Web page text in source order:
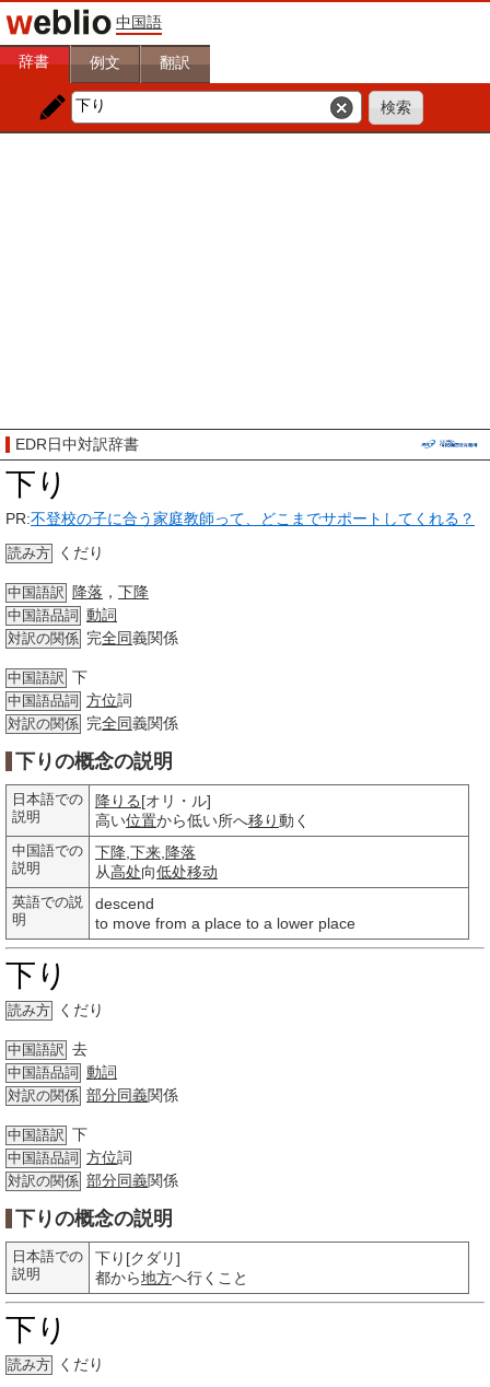
中国語
辞書 例文 翻訳
EDR日中対訳辞書
下り
PR:不登校の子に合う家庭教師って、どこまでサポートしてくれる？
読み方 くだり
中国語訳 降落 ， 下降
中国語品詞 動詞
対訳の関係 完全同義関係
中国語訳 下
中国語品詞 方位詞
対訳の関係 完全同義関係
下りの概念の説明
日本語での
説明
降りる[オリ・ル]
高い位置から低い所へ移り動く
中国語での
説明
下降 下来 降落
从高处向低处移动
英語での説
明
descend
to move from a place to a lower place
下り
読み方 くだり
中国語訳 去
中国語品詞 動詞
対訳の関係 部分同義関係
中国語訳 下
中国語品詞 方位詞
対訳の関係 部分同義関係
下りの概念の説明
日本語での
説明
下り[クダリ]
都から地方へ行くこと
下り
読み方 くだり